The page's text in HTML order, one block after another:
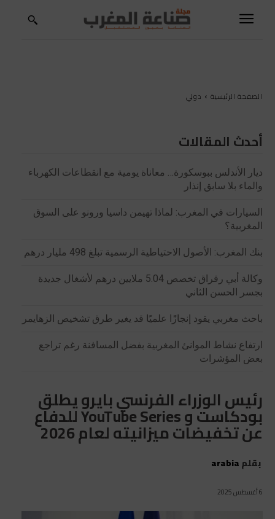
الصفحة الرئيسية دولي
أحدث المقالات
ديار الأندلس ببوسكورة… معاناة يومية مع انقطاعات الكهرباء
والماء بلا سابق إنذار
السيارات في المغرب: لماذا تهيمن داسيا ورونو على السوق
المغربية؟
بنك المغرب: الأصول الاحتياطية الرسمية تبلغ 498 مليار درهم
وكالة أبي رقراق تخصص 5.04 ملايين درهم لأشغال جديدة
بجسر الحسن الثاني
باحث مغربي يقود إنجازًا علميًا قد يغير طرق تشخيص الزهايمر
ارتفاع نشاط الموانئ المغربية بفضل المسافنة رغم تراجع
بعض المؤشرات
رئيس الوزراء الفرنسي بايرو يطلق
بودكاست و YouTube Series للدفاع
عن تخفيضات ميزانيته لعام 2026
بقلمarabia
6 أغسطس 2025